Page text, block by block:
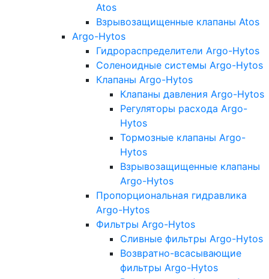
Atos
Взрывозащищенные клапаны Atos
Argo-Hytos
Гидрораспределители Argo-Hytos
Соленоидные системы Argo-Hytos
Клапаны Argo-Hytos
Клапаны давления Argo-Hytos
Регуляторы расхода Argo-
Hytos
Тормозные клапаны Argo-
Hytos
Взрывозащищенные клапаны
Argo-Hytos
Пропорциональная гидравлика
Argo-Hytos
Фильтры Argo-Hytos
Сливные фильтры Argo-Hytos
Возвратно-всасывающие
фильтры Argo-Hytos